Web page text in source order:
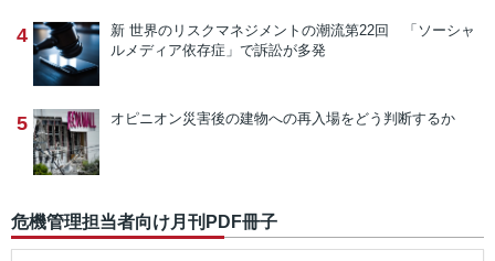
4 新 世界のリスクマネジメントの潮流第22回 「ソーシャ
ルメディア依存症」で訴訟が多発
5 オピニオン災害後の建物への再入場をどう判断するか
危機管理担当者向け月刊PDF冊子